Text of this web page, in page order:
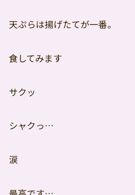
天ぷらは揚げたてが一番。
食してみます
サクッ
シャクっ…
涙